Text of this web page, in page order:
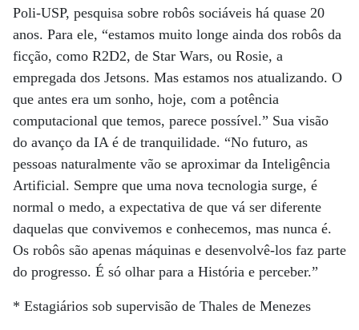
Poli-USP, pesquisa sobre robôs sociáveis há quase 20
anos. Para ele, “estamos muito longe ainda dos robôs da
ficção, como R2D2, de Star Wars, ou Rosie, a
empregada dos Jetsons. Mas estamos nos atualizando. O
que antes era um sonho, hoje, com a potência
computacional que temos, parece possível.” Sua visão
do avanço da IA é de tranquilidade. “No futuro, as
pessoas naturalmente vão se aproximar da Inteligência
Artificial. Sempre que uma nova tecnologia surge, é
normal o medo, a expectativa de que vá ser diferente
daquelas que convivemos e conhecemos, mas nunca é.
Os robôs são apenas máquinas e desenvolvê-los faz parte
do progresso. É só olhar para a História e perceber.”
* Estagiários sob supervisão de Thales de Menezes